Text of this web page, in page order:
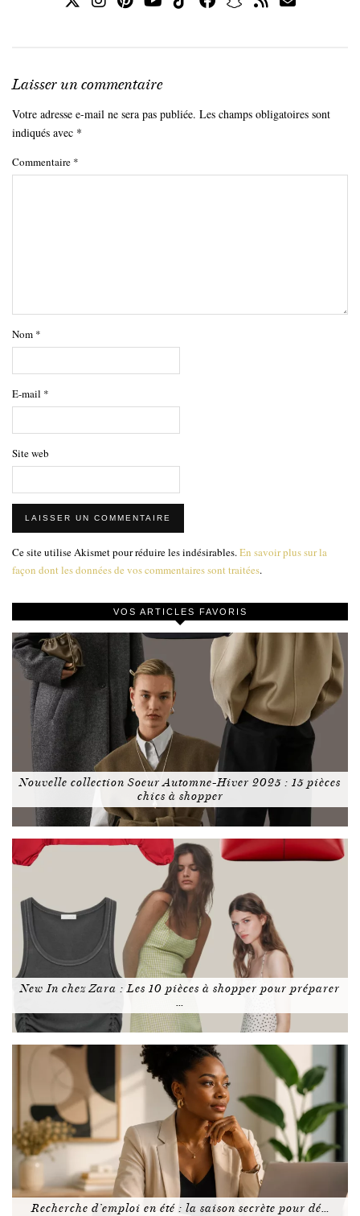
Laisser un commentaire
Votre adresse e-mail ne sera pas publiée. Les champs obligatoires sont
indiqués avec *
Commentaire *
Nom *
E-mail *
Site web
Ce site utilise Akismet pour réduire les indésirables. En savoir plus sur la
façon dont les données de vos commentaires sont traitées.
VOS ARTICLES FAVORIS
Nouvelle collection Soeur Automne-Hiver 2025 : 15 pièces
chics à shopper
New In chez Zara : Les 10 pièces à shopper pour préparer
…
Recherche d’emploi en été : la saison secrète pour dé…